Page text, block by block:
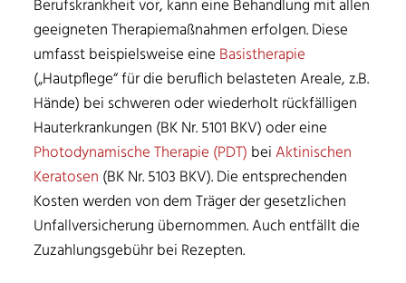
Berufskrankheit vor, kann eine Behandlung mit allen
geeigneten Therapiemaßnahmen erfolgen. Diese
umfasst beispielsweise eine Basistherapie
(„Hautpflege“ für die beruflich belasteten Areale, z.B.
Hände) bei schweren oder wiederholt rückfälligen
Haut­erkrankungen (BK Nr. 5101 BKV) oder eine
Photodynamische Therapie (PDT) beiAktinischen
Keratosen (BK Nr. 5103 BKV). Die entsprechenden
Kosten werden von dem Träger der gesetzlichen
Unfallversicherung übernommen. Auch entfällt die
Zuzahlungsgebühr bei Rezepten.